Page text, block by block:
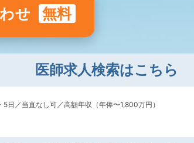
せ 無料
医師求人検索はこちら
5日／当直なし可／高額年収（年俸〜1,800万円）